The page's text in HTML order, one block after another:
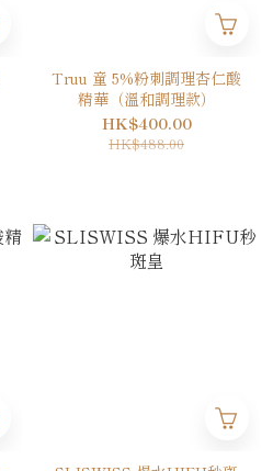
Truu 童 5%粉刺調理杏仁酸
精華（溫和調理款）
HK$400.00
HK$488.00